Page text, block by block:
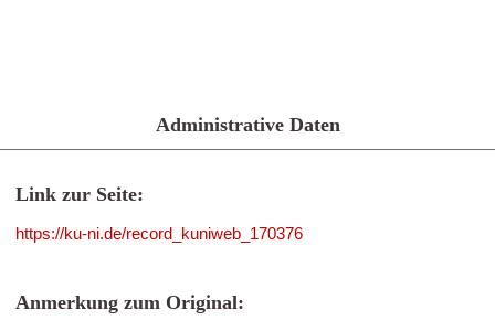
Administrative Daten
Link zur Seite:
https://ku-ni.de/record_kuniweb_170376
Anmerkung zum Original: